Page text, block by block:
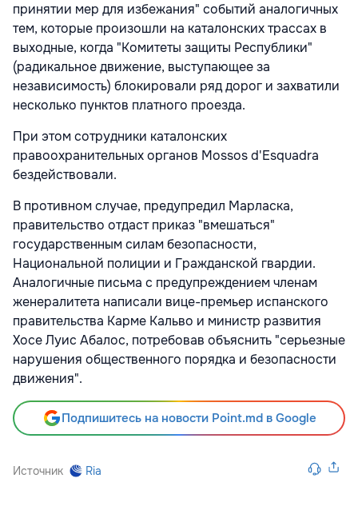
принятии мер для избежания" событий аналогичных
тем, которые произошли на каталонских трассах в
выходные, когда "Комитеты защиты Республики"
(радикальное движение, выступающее за
независимость) блокировали ряд дорог и захватили
несколько пунктов платного проезда.
При этом сотрудники каталонских
правоохранительных органов Mossos d'Esquadra
бездействовали.
В противном случае, предупредил Марласка,
правительство отдаст приказ "вмешаться"
государственным силам безопасности,
Национальной полиции и Гражданской гвардии.
Аналогичные письма с предупреждением членам
женералитета написали вице-премьер испанского
правительства Карме Кальво и министр развития
Хосе Луис Абалос, потребовав объяснить "серьезные
нарушения общественного порядка и безопасности
движения".
Подпишитесь на новости Point.md в Google
Источник Ria